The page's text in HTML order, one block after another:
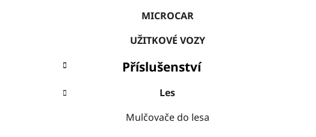
MICROCAR
UŽITKOVÉ VOZY
Příslušenství
Les
Mulčovače do lesa